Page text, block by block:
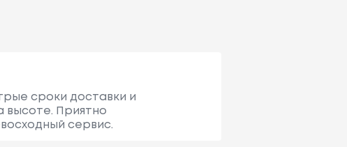
сроки доставки и
высоте. Приятно
сервис.